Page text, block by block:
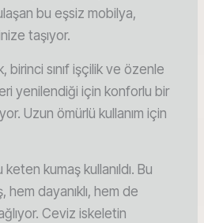
bu eşsiz mobilya,
taşıyor.
birinci sınıf işçilik ve özenle
yenilendiği için konforlu bir
Uzun ömürlü kullanım için
kumaş kullanıldı. Bu
hem dayanıklı, hem de
Ceviz iskeletin